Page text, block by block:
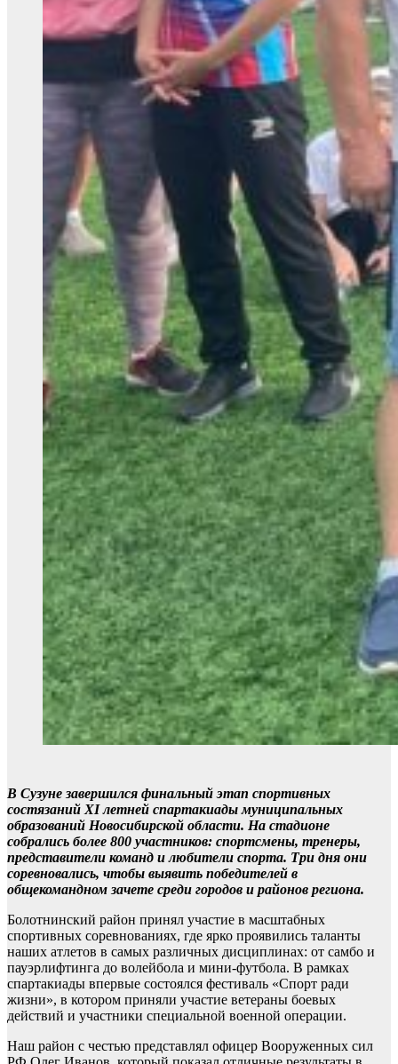
В Сузуне завершился финальный этап спортивных
состязаний ХI летней спартакиады муниципальных
образований Новосибирской области. На стадионе
собрались более 800 участников: спортсмены, тренеры,
представители команд и любители спорта. Три дня они
соревновались, чтобы выявить победителей в
общекомандном зачете среди городов и районов региона.
Болотнинский район принял участие в масштабных
спортивных соревнованиях, где ярко проявились таланты
наших атлетов в самых различных дисциплинах: от самбо и
пауэрлифтинга до волейбола и мини-футбола. В рамках
спартакиады впервые состоялся фестиваль «Спорт ради
жизни», в котором приняли участие ветераны боевых
действий и участники специальной военной операции.
Наш район с честью представлял офицер Вооруженных сил